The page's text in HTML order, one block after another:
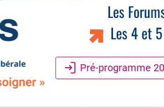
Les
Les 4 et
Pré-programme